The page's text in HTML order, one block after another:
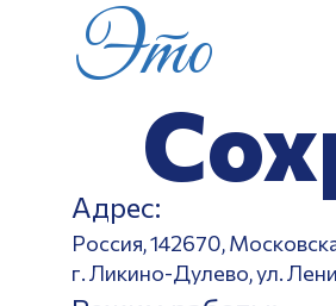
Это
Адрес:
Россия, 142670,
г. Ликино-Дулево, ул.